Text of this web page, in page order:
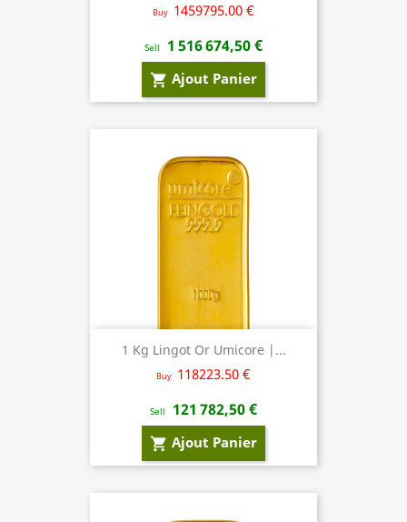
Buy 1459795.00 €
Sell 1 516 674,50 €
shopping_cart Ajout Panier
1 Kg Lingot Or Umicore |...
Buy 118223.50 €
Sell 121 782,50 €
shopping_cart Ajout Panier